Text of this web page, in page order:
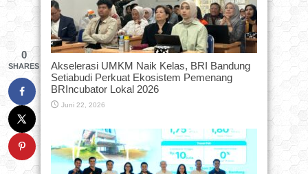
Akselerasi UMKM Naik Kelas, BRI Bandung
Setiabudi Perkuat Ekosistem Pemenang
BRIncubator Lokal 2026
Juni 22, 2026
0
SHARES